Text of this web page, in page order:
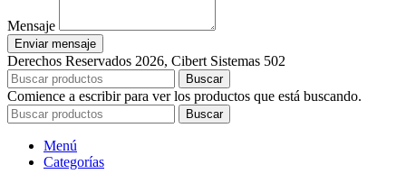
Mensaje
Enviar mensaje
Derechos Reservados 2026, Cibert Sistemas 502
Buscar
Comience a escribir para ver los productos que está buscando.
Buscar
Menú
Categorías